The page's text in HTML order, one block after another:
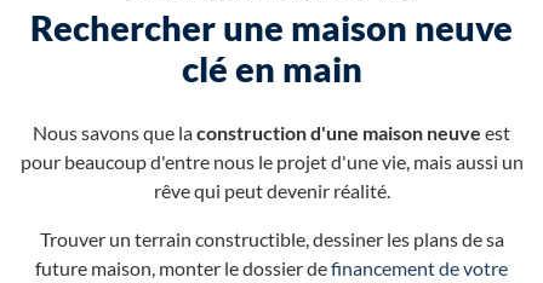
Rechercher une maison neuve
clé en main
Nous savons que laconstruction d'une maison neuve est
pour beaucoup d'entre nous le projet d'une vie, mais aussi un
rêve qui peut devenir réalité.
Trouver un terrain constructible, dessiner les plans de sa
future maison, monter le dossier definancement de votre